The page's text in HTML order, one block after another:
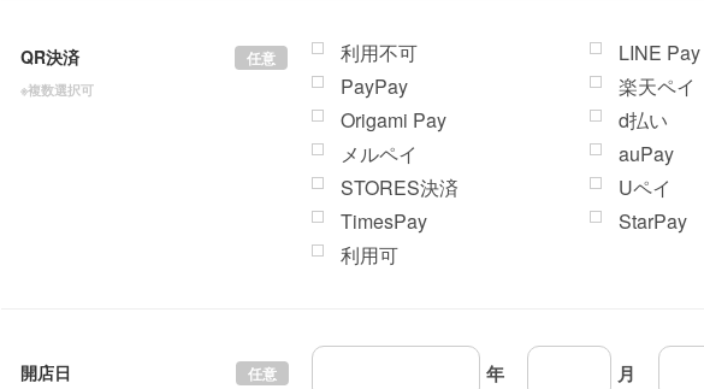
QR決済 任意
※複数選択可
利用不可
LINE Pay
PayPay
楽天ペイ
Origami Pay
d払い
メルペイ
auPay
STORES決済
Uペイ
TimesPay
StarPay
利用可
開店日 任意 年 月